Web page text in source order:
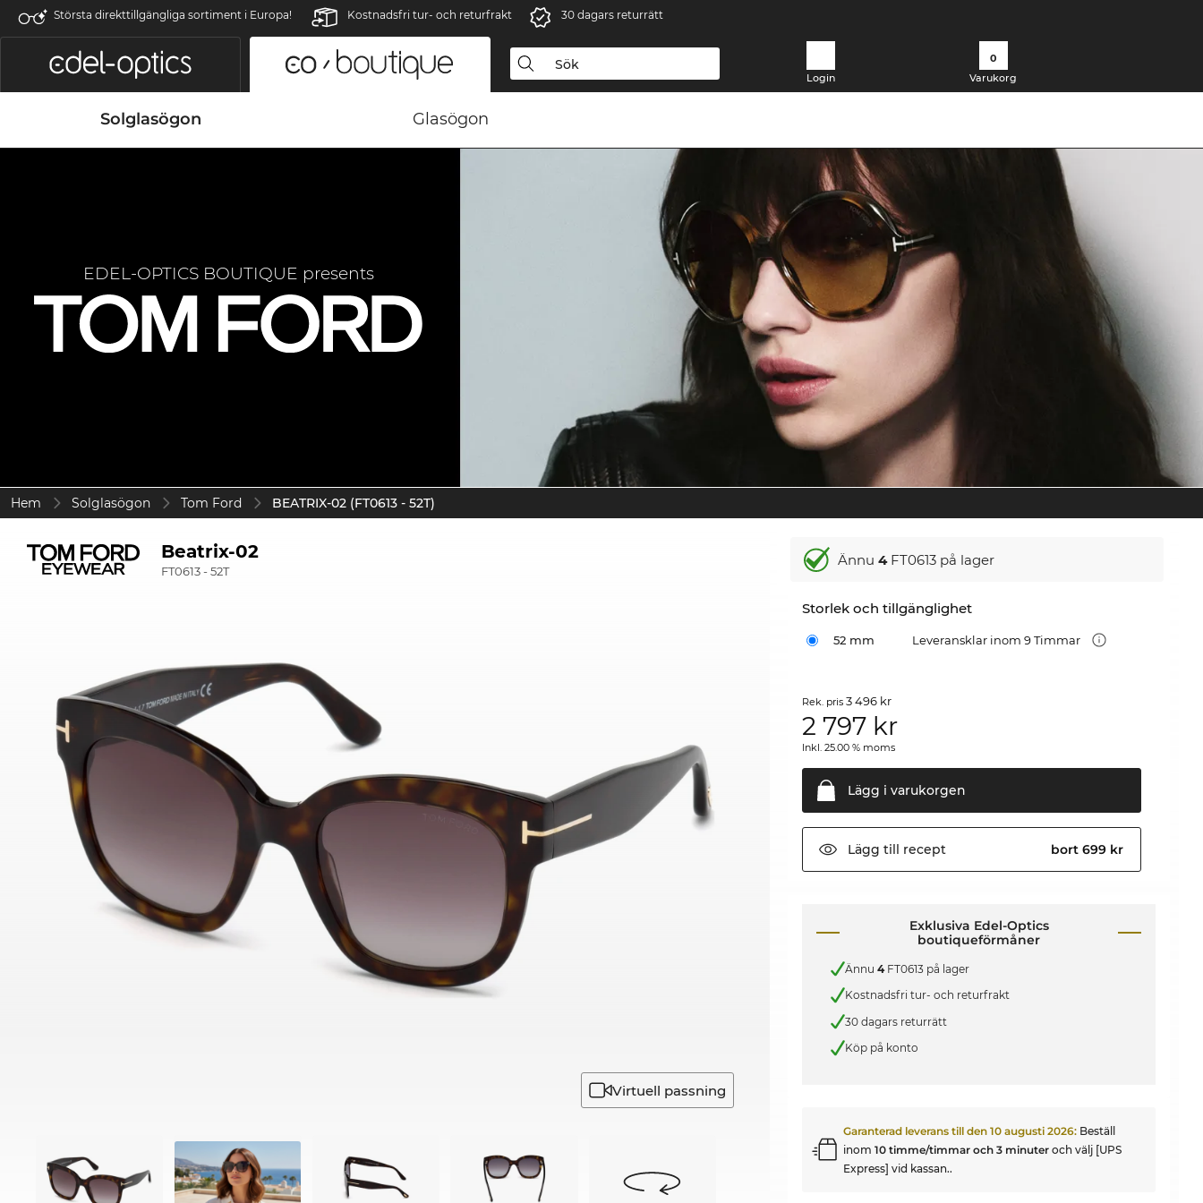
Största direkttillgängliga sortiment i Europa! Kostnadsfri tur- och returfrakt 30 dagars returrätt
Login
0
Varukorg
Solglasögon Glasögon
EDEL-OPTICS BOUTIQUE presents
Hem Solglasögon Tom Ford BEATRIX-02 (FT0613 - 52T)
Beatrix-02
FT0613 - 52T
Virtuell passning
Ännu4FT0613 på lager
Storlek och tillgänglighet
52 mm Leveransklar inom 9 Timmar
Rek. pris3 496 kr
2 797 kr
Inkl. 25.00 % moms
Lägg i varukorgen
Lägg till recept bort 699 kr
Exklusiva Edel-Optics
boutiqueförmåner
Ännu4FT0613 på lager
Kostnadsfri tur- och returfrakt
30 dagars returrätt
Köp på konto
Garanterad leverans till den10 augusti 2026: Beställ
inom10 timme/timmar och 3 minuter och välj [UPS
Express] vid kassan..